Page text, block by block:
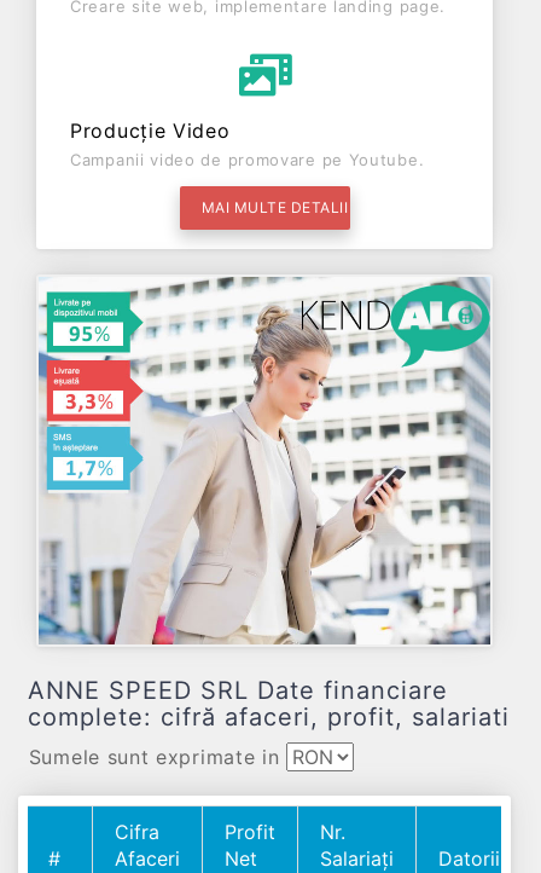
Creare site web, implementare landing page.
Producție Video
Campanii video de promovare pe Youtube.
MAI MULTE DETALII
ANNE SPEED SRL Date financiare
complete: cifră afaceri, profit, salariati
Sumele sunt exprimate in
#
Cifra
Afaceri
Profit
Net
Nr.
Salariați
Datorii